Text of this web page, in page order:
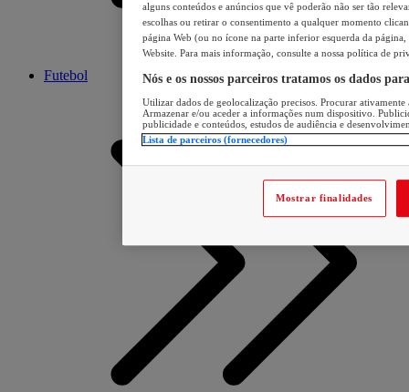
Futebol
alguns conteúdos e anúncios que vê poderão não ser tão
escolhas ou retirar o consentimento a qualquer momento
página Web (ou no ícone na parte inferior esquerda da página,
Website. Para mais informação, consulte a nossa política de
Nós e os nossos parceiros tratamos os dados
Utilizar dados de geolocalização precisos. Procurar
Armazenar e/ou aceder a informações num dispositivo.
publicidade e conteúdos, estudos de audiência e
Lista de parceiros (fornecedores)
Mostrar finalidades